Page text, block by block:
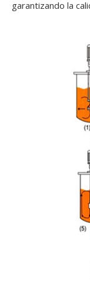
garantizando la